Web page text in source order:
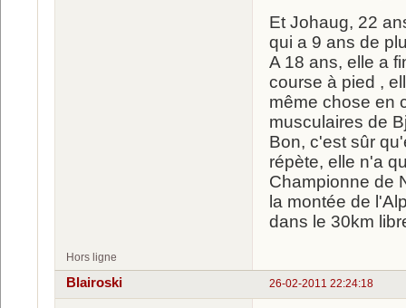
Et Johaug, 22
qui a 9 ans de
A 18 ans, elle a
course à pied ,
même chose en
musculaires de
Bon, c'est sûr
répète, elle n'a
Championne de
la montée de
dans le 30km
Hors ligne
26-02-2011 22:24:18
Blairoski